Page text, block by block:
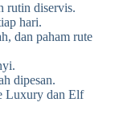
rutin diservis.
hari.
dan paham rute
dipesan.
Luxury dan Elf